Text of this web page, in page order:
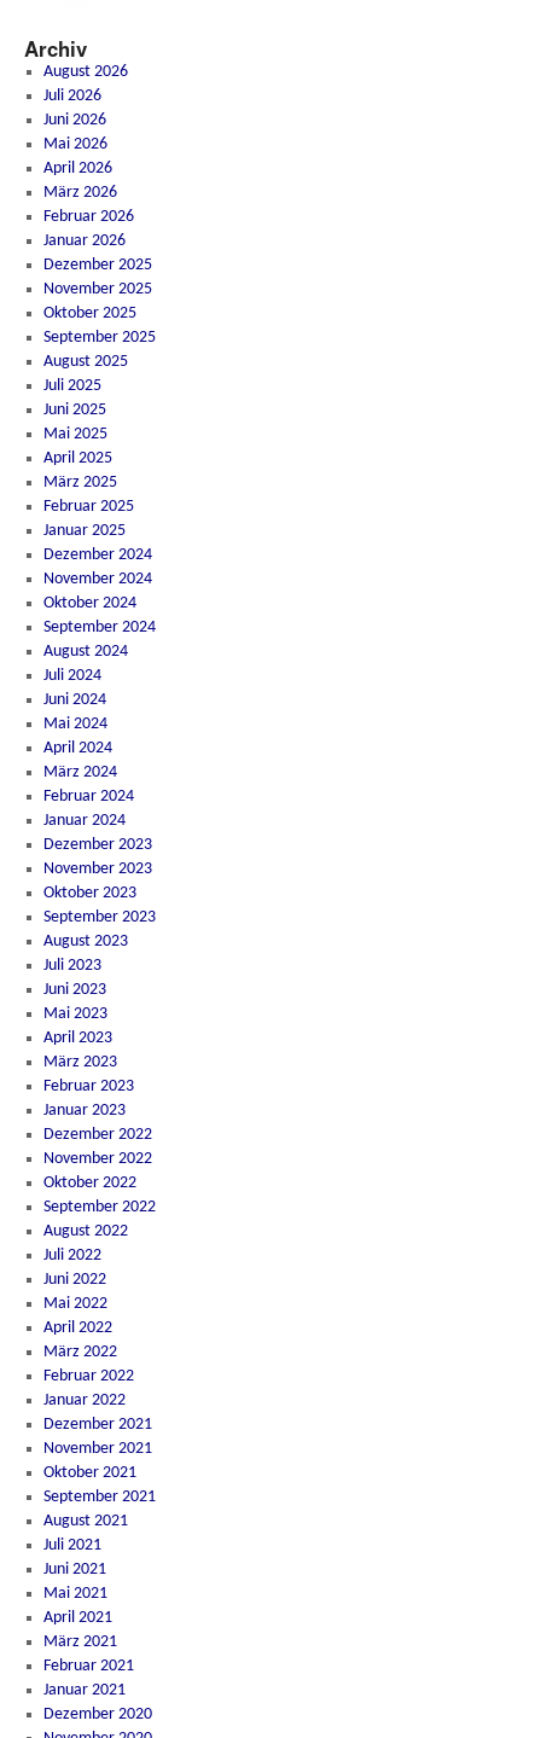
Archiv
August 2026
Juli 2026
Juni 2026
Mai 2026
April 2026
März 2026
Februar 2026
Januar 2026
Dezember 2025
November 2025
Oktober 2025
September 2025
August 2025
Juli 2025
Juni 2025
Mai 2025
April 2025
März 2025
Februar 2025
Januar 2025
Dezember 2024
November 2024
Oktober 2024
September 2024
August 2024
Juli 2024
Juni 2024
Mai 2024
April 2024
März 2024
Februar 2024
Januar 2024
Dezember 2023
November 2023
Oktober 2023
September 2023
August 2023
Juli 2023
Juni 2023
Mai 2023
April 2023
März 2023
Februar 2023
Januar 2023
Dezember 2022
November 2022
Oktober 2022
September 2022
August 2022
Juli 2022
Juni 2022
Mai 2022
April 2022
März 2022
Februar 2022
Januar 2022
Dezember 2021
November 2021
Oktober 2021
September 2021
August 2021
Juli 2021
Juni 2021
Mai 2021
April 2021
März 2021
Februar 2021
Januar 2021
Dezember 2020